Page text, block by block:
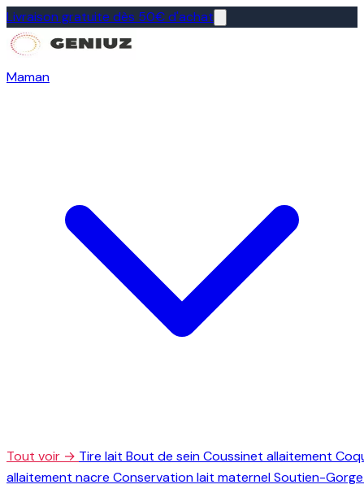
Livraison gratuite dès 50€ d'achat
Maman
Tout voir → Tire lait Bout de seinCoussinet allaitement
allaitement nacre Conservation lait maternelSoutien-